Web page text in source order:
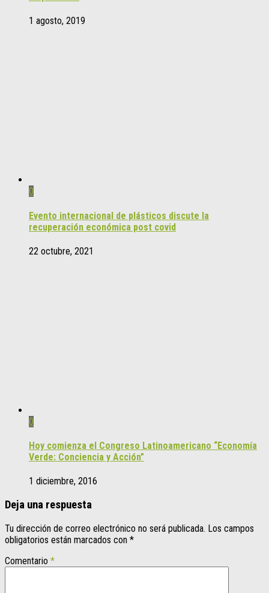
1 agosto, 2019
0
Evento internacional de plásticos discute la
recuperación económica post covid
22 octubre, 2021
0
Hoy comienza el Congreso Latinoamericano “Economía
Verde: Conciencia y Acción”
1 diciembre, 2016
Deja una respuesta
Tu dirección de correo electrónico no será publicada. Los campos
obligatorios están marcados con *
Comentario *